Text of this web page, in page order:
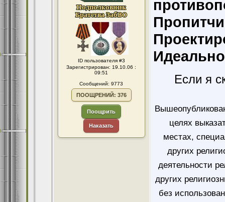
ID пользователя #3
Зарегистрирован: 19.10.06 :
09:51
Сообщений: 9773
ПООЩРЕНИЙ: 376
Поощрить
Наказать
Если я
целях
местах,
других
деятельности
других
без